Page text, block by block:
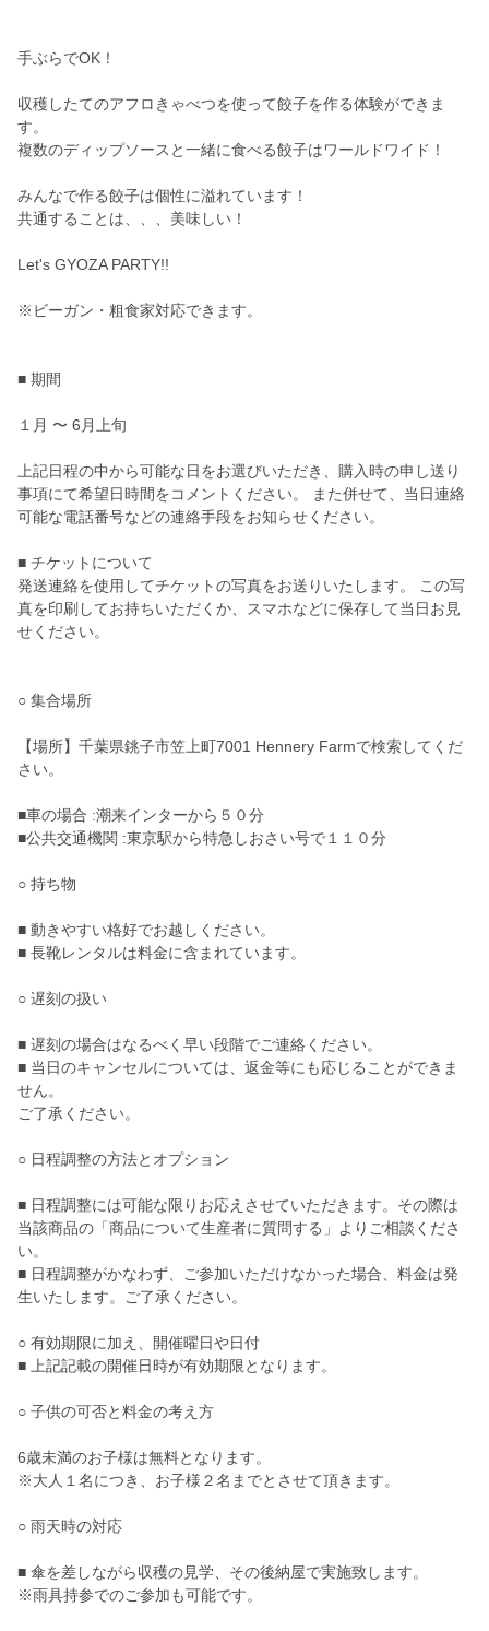
手ぶらでOK！
収穫したてのアフロきゃべつを使って餃子を作る体験ができま
す。
複数のディップソースと一緒に食べる餃子はワールドワイド！
みんなで作る餃子は個性に溢れています！
共通することは、、、美味しい！
Let's GYOZA PARTY!!
※ビーガン・粗食家対応できます。
■ 期間
１月 〜 6月上旬
上記日程の中から可能な日をお選びいただき、購入時の申し送り
事項にて希望日時間をコメントください。 また併せて、当日連絡
可能な電話番号などの連絡手段をお知らせください。
■ チケットについて
発送連絡を使用してチケットの写真をお送りいたします。 この写
真を印刷してお持ちいただくか、スマホなどに保存して当日お見
せください。
○ 集合場所
【場所】千葉県銚子市笠上町7001 Hennery Farmで検索してくだ
さい。
■車の場合 :潮来インターから５０分
■公共交通機関 :東京駅から特急しおさい号で１１０分
○ 持ち物
■ 動きやすい格好でお越しください。
■ 長靴レンタルは料金に含まれています。
○ 遅刻の扱い
■ 遅刻の場合はなるべく早い段階でご連絡ください。
■ 当日のキャンセルについては、返金等にも応じることができま
せん。
ご了承ください。
○ 日程調整の方法とオプション
■ 日程調整には可能な限りお応えさせていただきます。その際は
当該商品の「商品について生産者に質問する」よりご相談くださ
い。
■ 日程調整がかなわず、ご参加いただけなかった場合、料金は発
生いたします。ご了承ください。
○ 有効期限に加え、開催曜日や日付
■ 上記記載の開催日時が有効期限となります。
○ 子供の可否と料金の考え方
6歳未満のお子様は無料となります。
※大人１名につき、お子様２名までとさせて頂きます。
○ 雨天時の対応
■ 傘を差しながら収穫の見学、その後納屋で実施致します。
※雨具持参でのご参加も可能です。